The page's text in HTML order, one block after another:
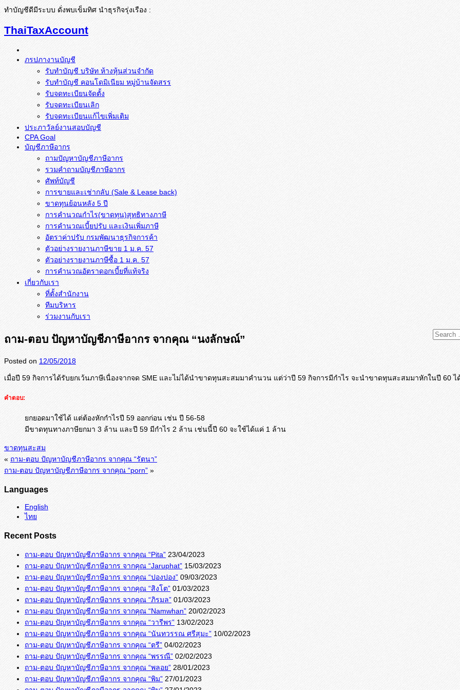
ทำบัญชีดีมีระบบ ดั่งพบเข็มทิศ นำธุรกิจรุ่งเรือง :
ThaiTaxAccount
ภรปภางานบัญชี
รับทำบัญชี บริษัท ห้างหุ้นส่วนจำกัด
รับทำบัญชี คอนโดมิเนียม หมู่บ้านจัดสรร
รับจดทะเบียนจัดตั้ง
รับจดทะเบียนเลิก
รับจดทะเบียนแก้ไขเพิ่มเติม
ประภาวัลย์งานสอบบัญชี
CPA Goal
บัญชีภาษีอากร
ถามปัญหาบัญชีภาษีอากร
รวมคำถามบัญชีภาษีอากร
ศัพท์บัญชี
การขายและเช่ากลับ (Sale & Lease back)
ขาดทุนย้อนหลัง 5 ปี
การคำนวณกำไร(ขาดทุน)สุทธิทางภาษี
การคำนวณเบี้ยปรับ และเงินเพิ่มภาษี
อัตราค่าปรับ กรมพัฒนาธุรกิจการค้า
ตัวอย่างรายงานภาษีขาย 1 ม.ค. 57
การคำนวณอัตราดอกเบี้ยที่แท้จริง
เกี่ยวกับเรา
ที่ตั้งสำนักงาน
ทีมบริหาร
ร่วมงานกับเรา
ถาม-ตอบ ปัญหาบัญชีภาษีอากร จากคุณ “นงลักษณ์”
Posted on 12/05/2018
เมื่อปี 59 กิจการได้รับยกเว้นภาษีเนื่องจากจด SME และไม่ได้นำขาดทุนสะสมมาคำนวน แต่ว่าปี 59 กิจการมีกำไร จะนำขาดทุนสะสมมาหักในปี 60 ไ
คำตอบ:
ยกยอดมาใช้ได้ แต่ต้องหักกำไรปี 59 ออกก่อน เช่น ปี 56-58
มีขาดทุนทางภาษียกมา 3 ล้าน และปี 59 มีกำไร 2 ล้าน เช่นนี้ปี 60 จะใช้ได้แค่ 1 ล้าน
ขาดทุนสะสม
« ถาม-ตอบ ปัญหาบัญชีภาษีอากร จากคุณ “รัตนา”
ถาม-ตอบ ปัญหาบัญชีภาษีอากร จากคุณ “porn” »
Languages
English
ไทย
Recent Posts
ถาม-ตอบ ปัญหาบัญชีภาษีอากร จากคุณ “Pita” 23/04/2023
ถาม-ตอบ ปัญหาบัญชีภาษีอากร จากคุณ “Jaruphat” 15/03/2023
ถาม-ตอบ ปัญหาบัญชีภาษีอากร จากคุณ “ปองปอง” 09/03/2023
ถาม-ตอบ ปัญหาบัญชีภาษีอากร จากคุณ “สิงโต” 01/03/2023
ถาม-ตอบ ปัญหาบัญชีภาษีอากร จากคุณ “ภิรมล” 01/03/2023
ถาม-ตอบ ปัญหาบัญชีภาษีอากร จากคุณ “Namwhan” 20/02/2023
ถาม-ตอบ ปัญหาบัญชีภาษีอากร จากคุณ “วารีพร” 13/02/2023
ถาม-ตอบ ปัญหาบัญชีภาษีอากร จากคุณ “นันทวรรณ ศรีสุมะ” 10/02/2023
ถาม-ตอบ ปัญหาบัญชีภาษีอากร จากคุณ “ตรี” 04/02/2023
ถาม-ตอบ ปัญหาบัญชีภาษีอากร จากคุณ “พรรณี” 02/02/2023
ถาม-ตอบ ปัญหาบัญชีภาษีอากร จากคุณ “พลอย” 28/01/2023
ถาม-ตอบ ปัญหาบัญชีภาษีอากร จากคุณ “พิม” 27/01/2023